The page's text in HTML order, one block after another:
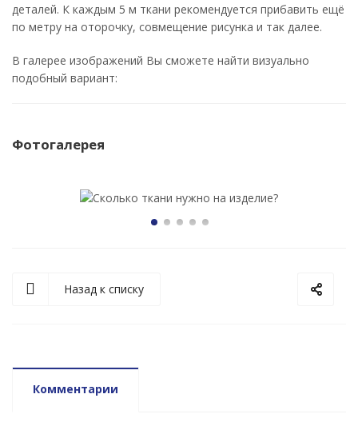
деталей. К каждым 5 м ткани рекомендуется прибавить ещё
по метру на оторочку, совмещение рисунка и так далее.
В галерее изображений Вы сможете найти визуально
подобный вариант:
Фотогалерея
Назад к списку
Комментарии